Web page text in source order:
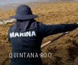
QUINTANA ROO